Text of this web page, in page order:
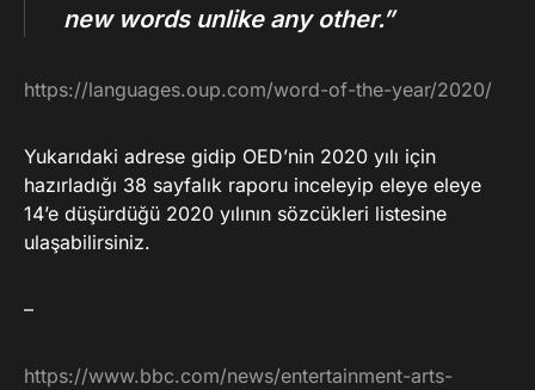
new words unlike any other.”
https://languages.oup.com/word-of-the-year/2020/
Yukarıdaki adrese gidip OED’nin 2020 yılı için
hazırladığı 38 sayfalık raporu inceleyip eleye eleye
14’e düşürdüğü 2020 yılının sözcükleri listesine
ulaşabilirsiniz.
–
https://www.bbc.com/news/entertainment-arts-